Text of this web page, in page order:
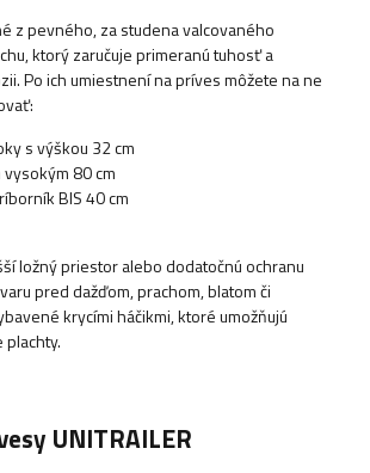
z pevného, ​​za studena valcovaného
ktorý zaručuje primeranú tuhosť a
Po ich umiestnení na príves môžete na ne
s výškou 32 cm
80 cm
BIS 40 cm
ložný priestor alebo dodatočnú ochranu
pred dažďom, prachom, blatom či
krycími háčikmi, ktoré umožňujú
UNITRAILER